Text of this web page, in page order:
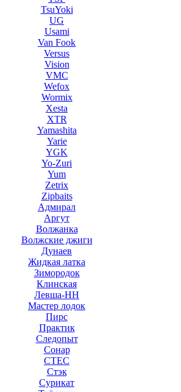
TsuYoki
UG
Usami
Van Fook
Versus
Vision
VMC
Wefox
Wormix
Xesta
XTR
Yamashita
Yarie
YGK
Yo-Zuri
Yum
Zetrix
Zipbaits
Адмирал
Аргут
Волжанка
Волжские джиги
Дунаев
Жидкая латка
Зимородок
Клинская
Левша-НН
Мастер лодок
Пирс
Практик
Следопыт
Сонар
СТЕС
Стэк
Сурикат